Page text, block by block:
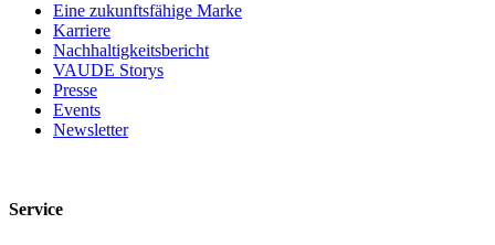
Eine zukunftsfähige Marke
Karriere
Nachhaltigkeitsbericht
VAUDE Storys
Presse
Events
Newsletter
Service